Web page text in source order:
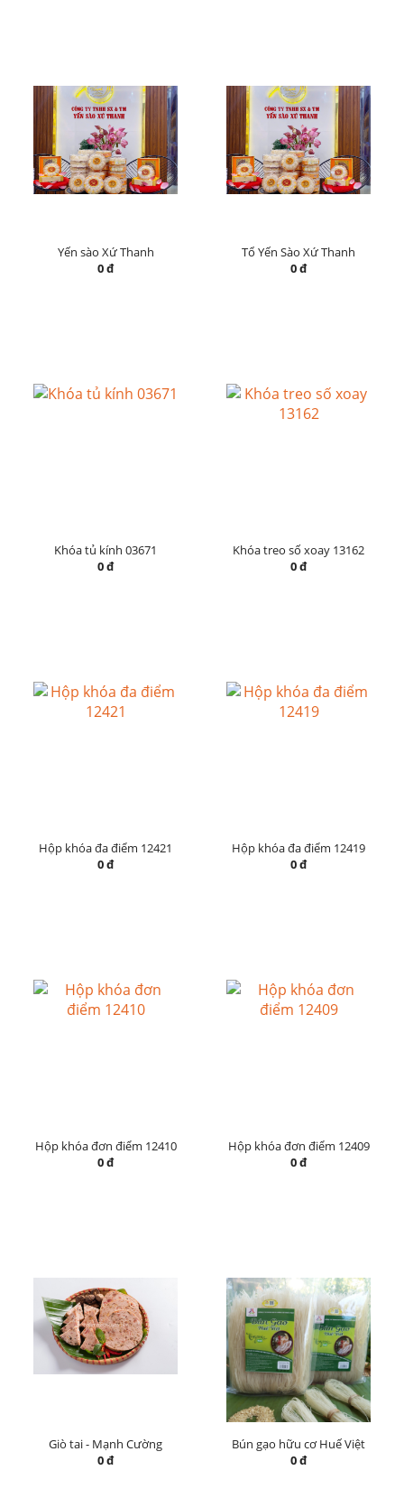
Yến sào Xứ Thanh
0 đ
Tổ Yến Sào Xứ Thanh
0 đ
Khóa tủ kính 03671
0 đ
Khóa treo số xoay 13162
0 đ
Hộp khóa đa điểm 12421
0 đ
Hộp khóa đa điểm 12419
0 đ
Hộp khóa đơn điểm 12410
0 đ
Hộp khóa đơn điểm 12409
0 đ
Giò tai - Mạnh Cường
0 đ
Bún gạo hữu cơ Huế Việt
0 đ